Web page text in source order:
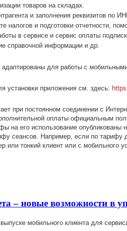
товаров на складах.
и заполнения реквизитов по
налогов и подготовки отчетности,
в сервисе и сервис оплаты
справочной информации и др.
для работы с
установки приложения см. здесь:
при постоянном соединении с
оплаты официальным
на его использование опубликованы
сеансов. Например, если по тарифу
или тонкий клиент или с мобильного
– новые возможности в
мобильного клиента для